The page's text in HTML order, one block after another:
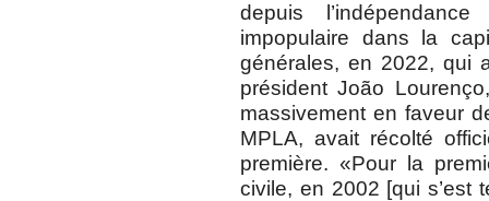
depuis
impopulaire dans la
générales, en 2022, qui
président João
massivement en faveur
MPLA, avait récolté
première. «Pour la
civile, en 2002 [qui s’est